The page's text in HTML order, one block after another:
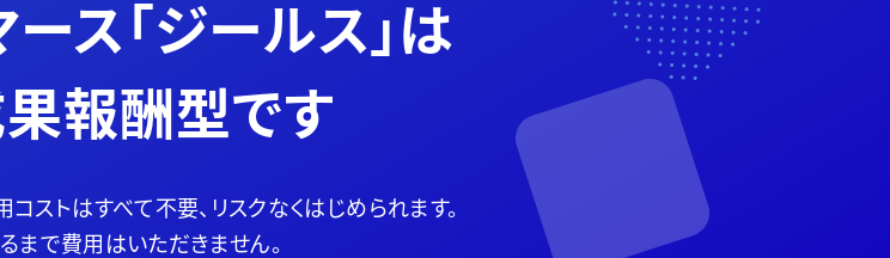
ス「ジールス」は
報酬型です
コストはすべて不要、リスクなくはじめられます。
まで費用はいただきません。
ーム